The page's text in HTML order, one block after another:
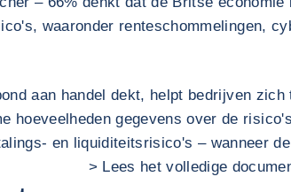
waaronder renteschommelingen,
aan handel dekt, helpt bedrijven
hoeveelheden gegevens over de
en liquiditeitsrisico's – wanneer
> Lees het volledige